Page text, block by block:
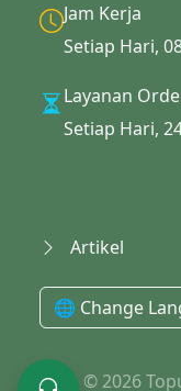
Jam Kerja
Setiap Hari,
Layanan
Setiap Hari,
Artikel
🌐 Change
© 2026